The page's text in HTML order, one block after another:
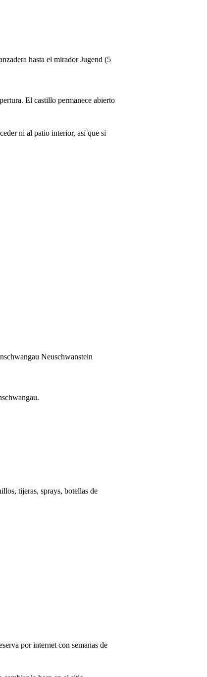
hasta el mirador Jugend (5
El castillo permanece abierto
ni al patio interior, así que si
Neuschwanstein
tijeras, sprays, botellas de
por internet con semanas de